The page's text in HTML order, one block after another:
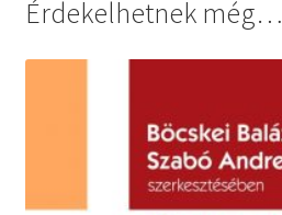
Érdekelhetnek még…